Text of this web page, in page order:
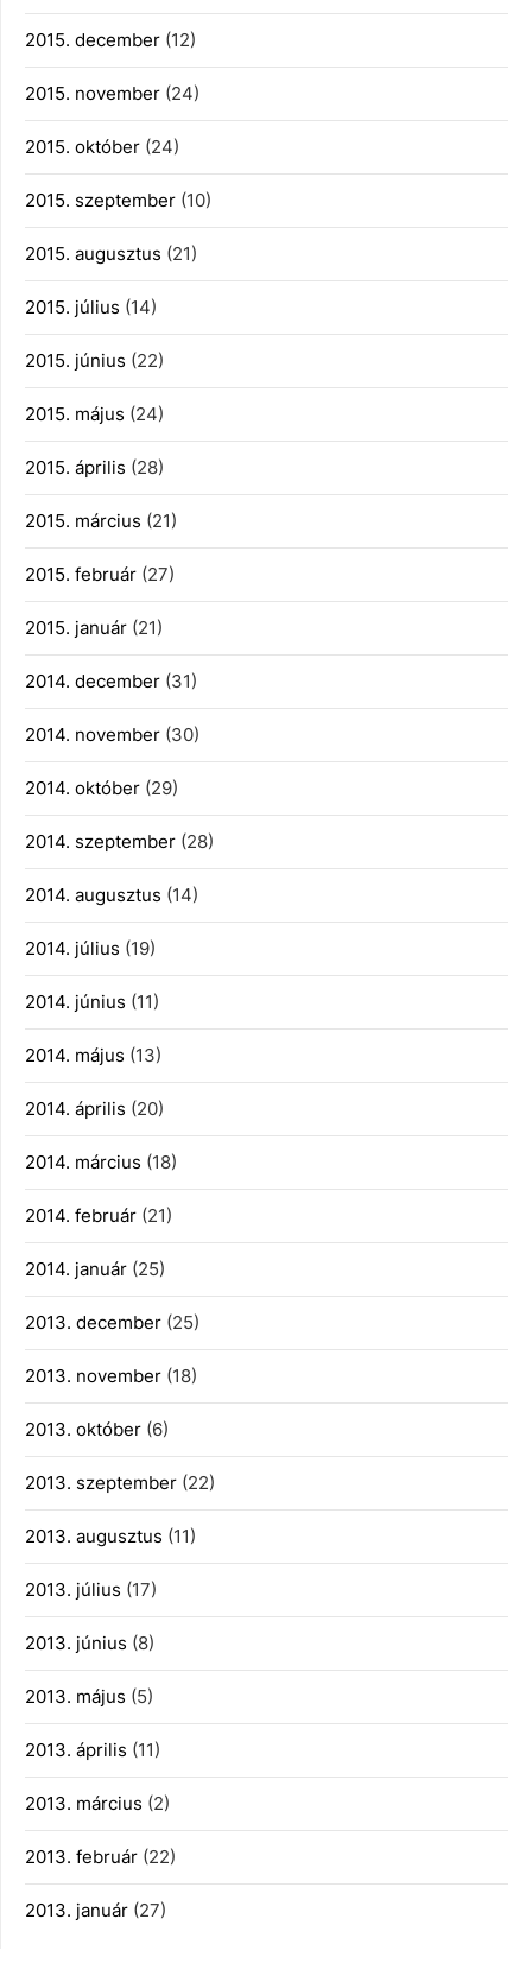
2015. december (12)
2015. november (24)
2015. október (24)
2015. szeptember (10)
2015. augusztus (21)
2015. július (14)
2015. június (22)
2015. május (24)
2015. április (28)
2015. március (21)
2015. február (27)
2015. január (21)
2014. december (31)
2014. november (30)
2014. október (29)
2014. szeptember (28)
2014. augusztus (14)
2014. július (19)
2014. június (11)
2014. május (13)
2014. április (20)
2014. március (18)
2014. február (21)
2014. január (25)
2013. december (25)
2013. november (18)
2013. október (6)
2013. szeptember (22)
2013. augusztus (11)
2013. július (17)
2013. június (8)
2013. május (5)
2013. április (11)
2013. március (2)
2013. február (22)
2013. január (27)